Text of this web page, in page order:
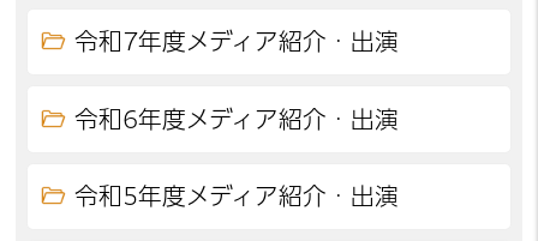
令和7年度メディア紹介・出演
令和6年度メディア紹介・出演
令和5年度メディア紹介・出演